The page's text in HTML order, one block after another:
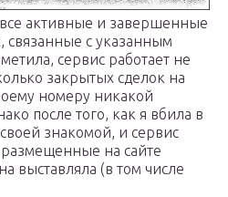
активные и завершенные
связанные с указанным
сервис работает не
закрытых сделок на
номеру никакой
после того, как я вбила в
знакомой, и сервис
на сайте
выставляла (в том числе